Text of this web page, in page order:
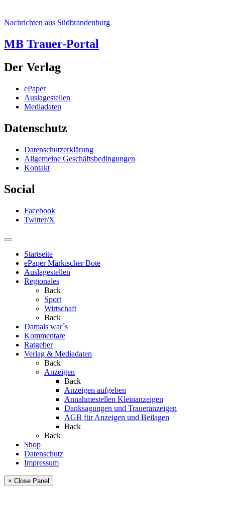
Nachrichten aus Südbrandenburg
MB Trauer-Portal
Der Verlag
ePaper
Auslagestellen
Mediadaten
Datenschutz
Datenschutzerklärung
Allgemeine Geschäftsbedingungen
Kontakt
Social
Facebook
Twitter/X
Startseite
ePaper Märkischer Bote
Auslagestellen
Regionales
Back
Sport
Wirtschaft
Back
Damals war´s
Kommentare
Ratgeber
Verlag & Mediadaten
Back
Anzeigen
Back
Anzeigen aufgeben
Annahmestellen Kleinanzeigen
Danksagungen und Traueranzeigen
AGB für Anzeigen und Beilagen
Back
Back
Shop
Datenschutz
Impressum
× Close Panel